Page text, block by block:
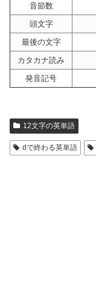
音節数
頭文字
最後の文字
カタカナ読み
発音記号
12文字の英単語
dで終わる英単語